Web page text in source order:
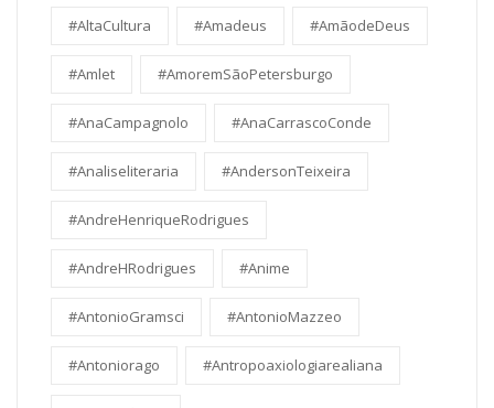
#AltaCultura #Amadeus #AmãodeDeus
#Amlet #AmoremSãoPetersburgo
#AnaCampagnolo #AnaCarrascoConde
#Analiseliteraria #AndersonTeixeira
#AndreHenriqueRodrigues
#AndreHRodrigues #Anime
#AntonioGramsci #AntonioMazzeo
#Antoniorago #Antropoaxiologiarealiana